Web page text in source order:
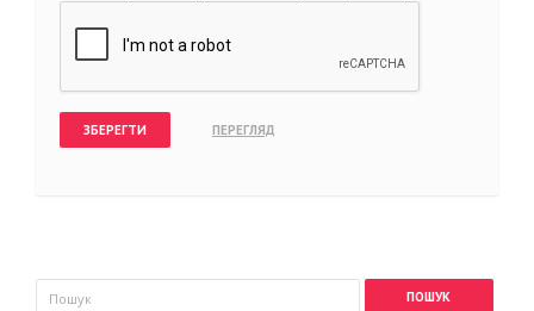
Пошукова форма
Пошук